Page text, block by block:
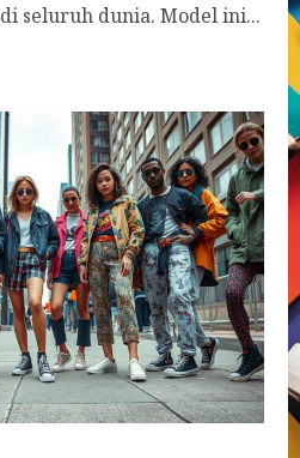
seluruh dunia. Model ini...